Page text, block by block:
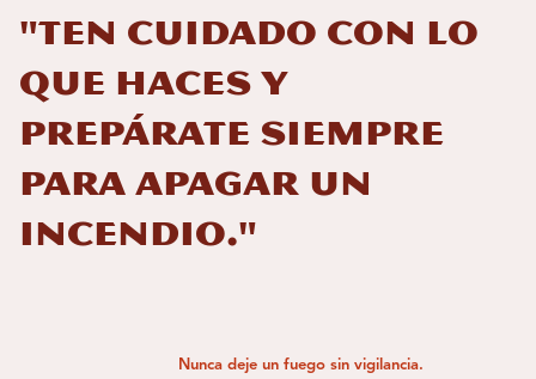
"Ten cuidado con lo
que haces y
prepárate siempre
para apagar un
incendio."
Nunca deje un fuego sin vigilancia.